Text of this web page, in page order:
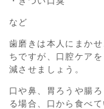
など
歯磨きは本人にまか
ちですが、口腔ケア
減させましょう。
口や鼻、胃ろうや腸
る場合、口から食べ